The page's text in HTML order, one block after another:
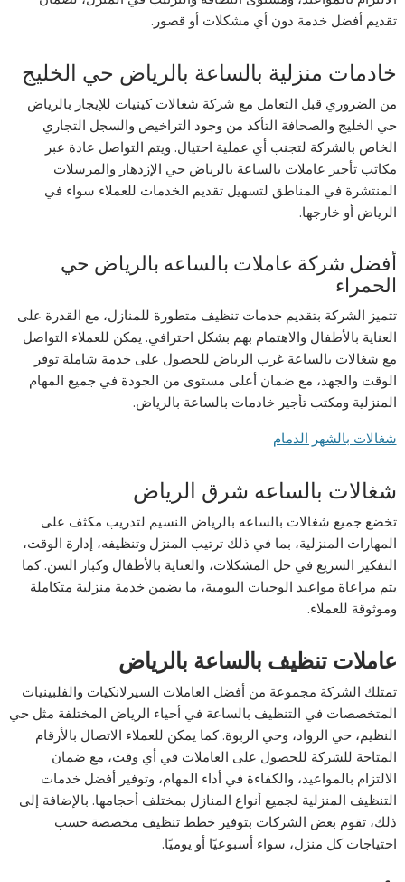
تقديم أفضل خدمة دون أي مشكلات أو قصور.
خادمات منزلية بالساعة بالرياض حي الخليج
من الضروري قبل التعامل مع شركة شغالات كينيات للإيجار بالرياض
حي الخليج والصحافة التأكد من وجود التراخيص والسجل التجاري
الخاص بالشركة لتجنب أي عملية احتيال. ويتم التواصل عادة عبر
مكاتب تأجير عاملات بالساعة بالرياض حي الإزدهار والمرسلات
المنتشرة في المناطق لتسهيل تقديم الخدمات للعملاء سواء في
الرياض أو خارجها.
أفضل شركة عاملات بالساعه بالرياض حي
الحمراء
تتميز الشركة بتقديم خدمات تنظيف متطورة للمنازل، مع القدرة على
العناية بالأطفال والاهتمام بهم بشكل احترافي. يمكن للعملاء التواصل
مع شغالات بالساعة غرب الرياض للحصول على خدمة شاملة توفر
الوقت والجهد، مع ضمان أعلى مستوى من الجودة في جميع المهام
المنزلية ومكتب تأجير خادمات بالساعة بالرياض.
شغالات بالشهر الدمام
شغالات بالساعه شرق الرياض
تخضع جميع شغالات بالساعه بالرياض النسيم لتدريب مكثف على
المهارات المنزلية، بما في ذلك ترتيب المنزل وتنظيفه، إدارة الوقت،
التفكير السريع في حل المشكلات، والعناية بالأطفال وكبار السن. كما
يتم مراعاة مواعيد الوجبات اليومية، ما يضمن خدمة منزلية متكاملة
وموثوقة للعملاء.
عاملات تنظيف بالساعة بالرياض
تمتلك الشركة مجموعة من أفضل العاملات السيرلانكيات والفلبينيات
المتخصصات في التنظيف بالساعة في أحياء الرياض المختلفة مثل حي
النظيم، حي الرواد، وحي الربوة. كما يمكن للعملاء الاتصال بالأرقام
المتاحة للشركة للحصول على العاملات في أي وقت، مع ضمان
الالتزام بالمواعيد، والكفاءة في أداء المهام، وتوفير أفضل خدمات
التنظيف المنزلية لجميع أنواع المنازل بمختلف أحجامها. بالإضافة إلى
ذلك، تقوم بعض الشركات بتوفير خطط تنظيف مخصصة حسب
احتياجات كل منزل، سواء أسبوعيًا أو يوميًا.